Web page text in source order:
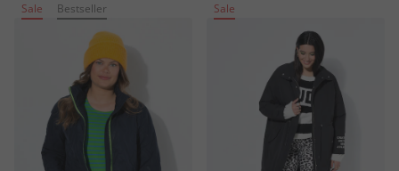
Sale Bestseller Sale